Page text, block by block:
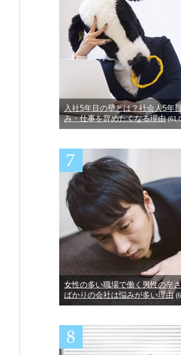
入社5年目の壁とは？社会人5年
み・仕事を辞めたくなる理由
女性の多い職場で働く男性の辛
ばかりの会社は悩みが多い理由